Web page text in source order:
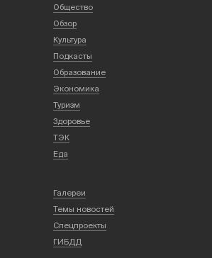
Общество
Обзор
Культура
Подкасты
Образование
Экономика
Туризм
Здоровье
ТЭК
Еда
Галереи
Темы новостей
Спецпроекты
ГИБДД